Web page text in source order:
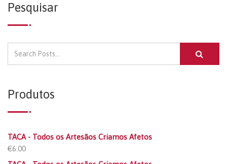
Pesquisar
Produtos
TACA - Todos os Artesãos Criamos Afetos
€6.00